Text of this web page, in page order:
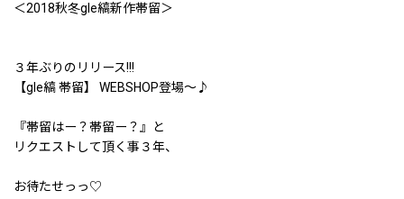
＜2018秋冬gle縞新作帯留＞
３年ぶりのリリース!!!
【gle縞 帯留】 WEBSHOP登場〜♪
『帯留はー？帯留ー？』と
リクエストして頂く事３年、
お待たせっっ♡